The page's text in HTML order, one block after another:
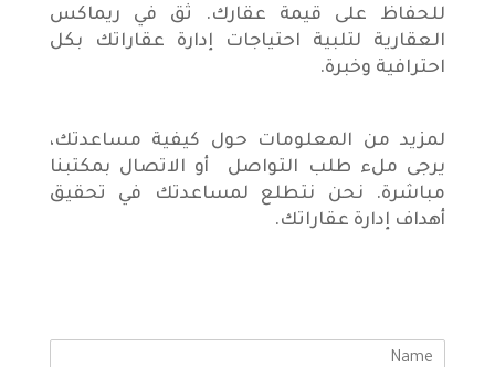
للحفاظ على قيمة عقارك. ثق في ريماكس
العقارية لتلبية احتياجات إدارة عقاراتك بكل
احترافية وخبرة.
لمزيد من المعلومات حول كيفية مساعدتك،
يرجى ملء طلب التواصل أو الاتصال بمكتبنا
مباشرة. نحن نتطلع لمساعدتك في تحقيق
أهداف إدارة عقاراتك.